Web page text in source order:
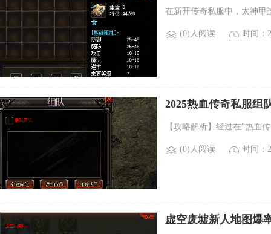
在新开传奇私服中，太神甲
(0)人阅读 时间：
2025热血传奇私服组
【攻略解析】经过在"热血
(0)人阅读 时间：
虚空废墟新人地图爆